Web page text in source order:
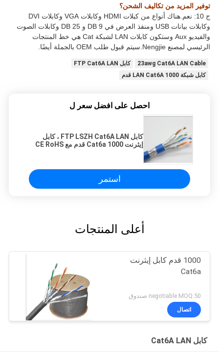
توفير المزيد من تكاليف الشحن؟
ج 10: نعم.هناك أنواع من كبلات HDMI وكابلات VGA وكابلات DVI
وكابلات بيانات USB ومنفذ العرض في DB 9 و DB 25 وكابلات الصوت
والفيديو Aux وستكون كابلات LAN لشبكة Cat هي خط المنتجات
الرئيسي لمصنع Nengjie.سيتم قبول طلب OEM بالجملة أيضًا.
23awg Cat6A LAN Cable
كابل FTP Cat6A LAN
كابل شبكة LAN Cat6A 1000 قدم
احصل على افضل سعر ل
كابل FTP LSZH Cat6A LAN ، كابل
إيثرنت Cat6a 1000 قدم مع CE RoHS
استمر
أعلى المنتجات
1000 قدم كابل إيثرنت
Cat6a
negotiable MOQ:50 صندوق
اتصال
كابل Cat6A LAN